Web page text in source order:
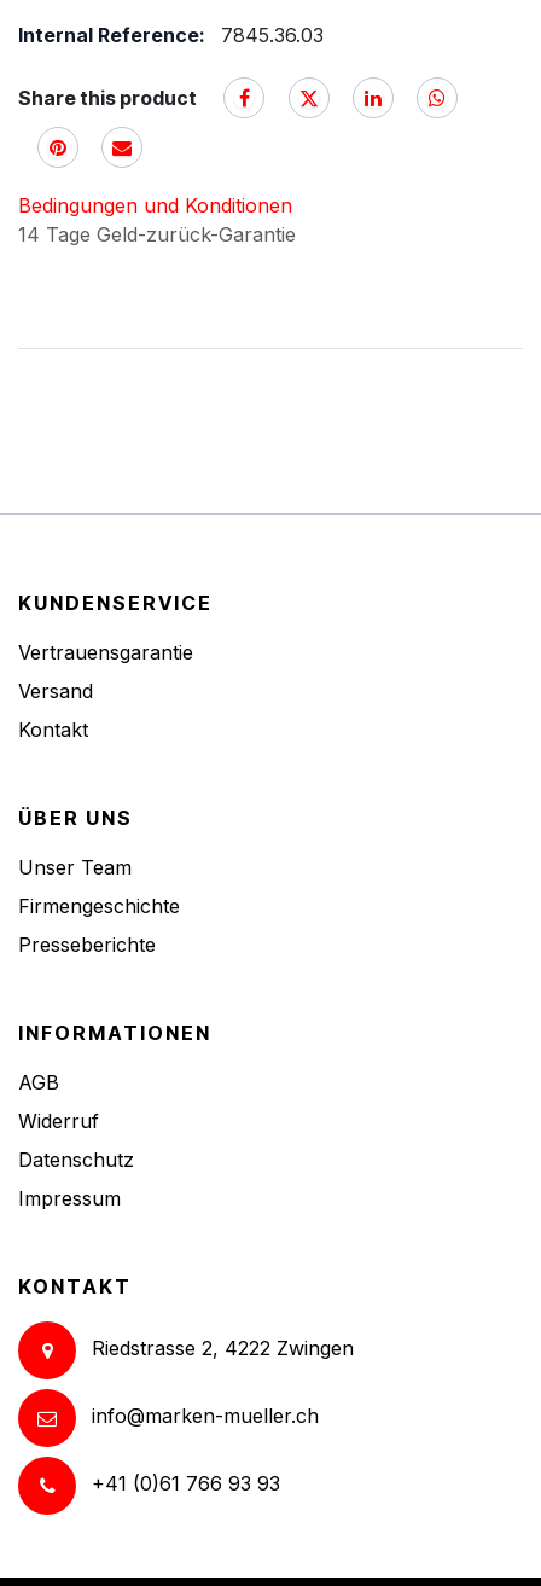
Internal Reference:
7845.36.03
Share this product
Bedingungen und Konditionen
14 Tage Geld-zurück-Garantie
KUNDENSERVICE
Vertrauensgarantie
Versand
Kontakt
ÜBER UNS
Unser Team
Firmengeschichte
Presseberichte
INFORMATIONEN
AGB
Widerruf
Datenschutz
Impressum
KONTAKT
Riedstrasse 2, 4222 Zwingen
info@marken-mueller.ch
+41 (0)61 766 93 93